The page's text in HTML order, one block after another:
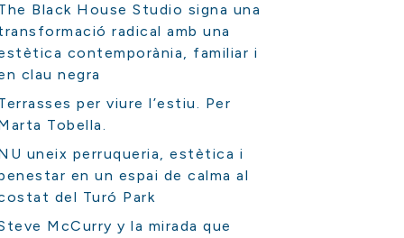
Black House Studio signa una
radical amb una
contemporània, familiar i
clau negra
per viure l’estiu. Per
Tobella.
uneix perruqueria, estètica i
en un espai de calma al
del Turó Park
McCurry y la mirada que